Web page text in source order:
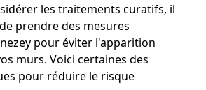
les traitements curatifs, il
prendre des mesures
pour éviter l'apparition
murs. Voici certaines des
pour réduire le risque